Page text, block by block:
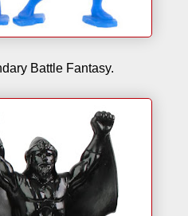
Battle Fantasy.